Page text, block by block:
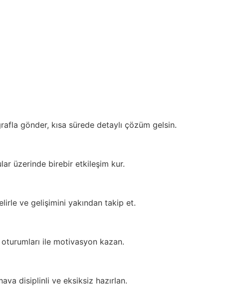
gönder, kısa sürede detaylı çözüm gelsin.
üzerinde birebir etkileşim kur.
ve gelişimini yakından takip et.
ile motivasyon kazan.
disiplinli ve eksiksiz hazırlan.